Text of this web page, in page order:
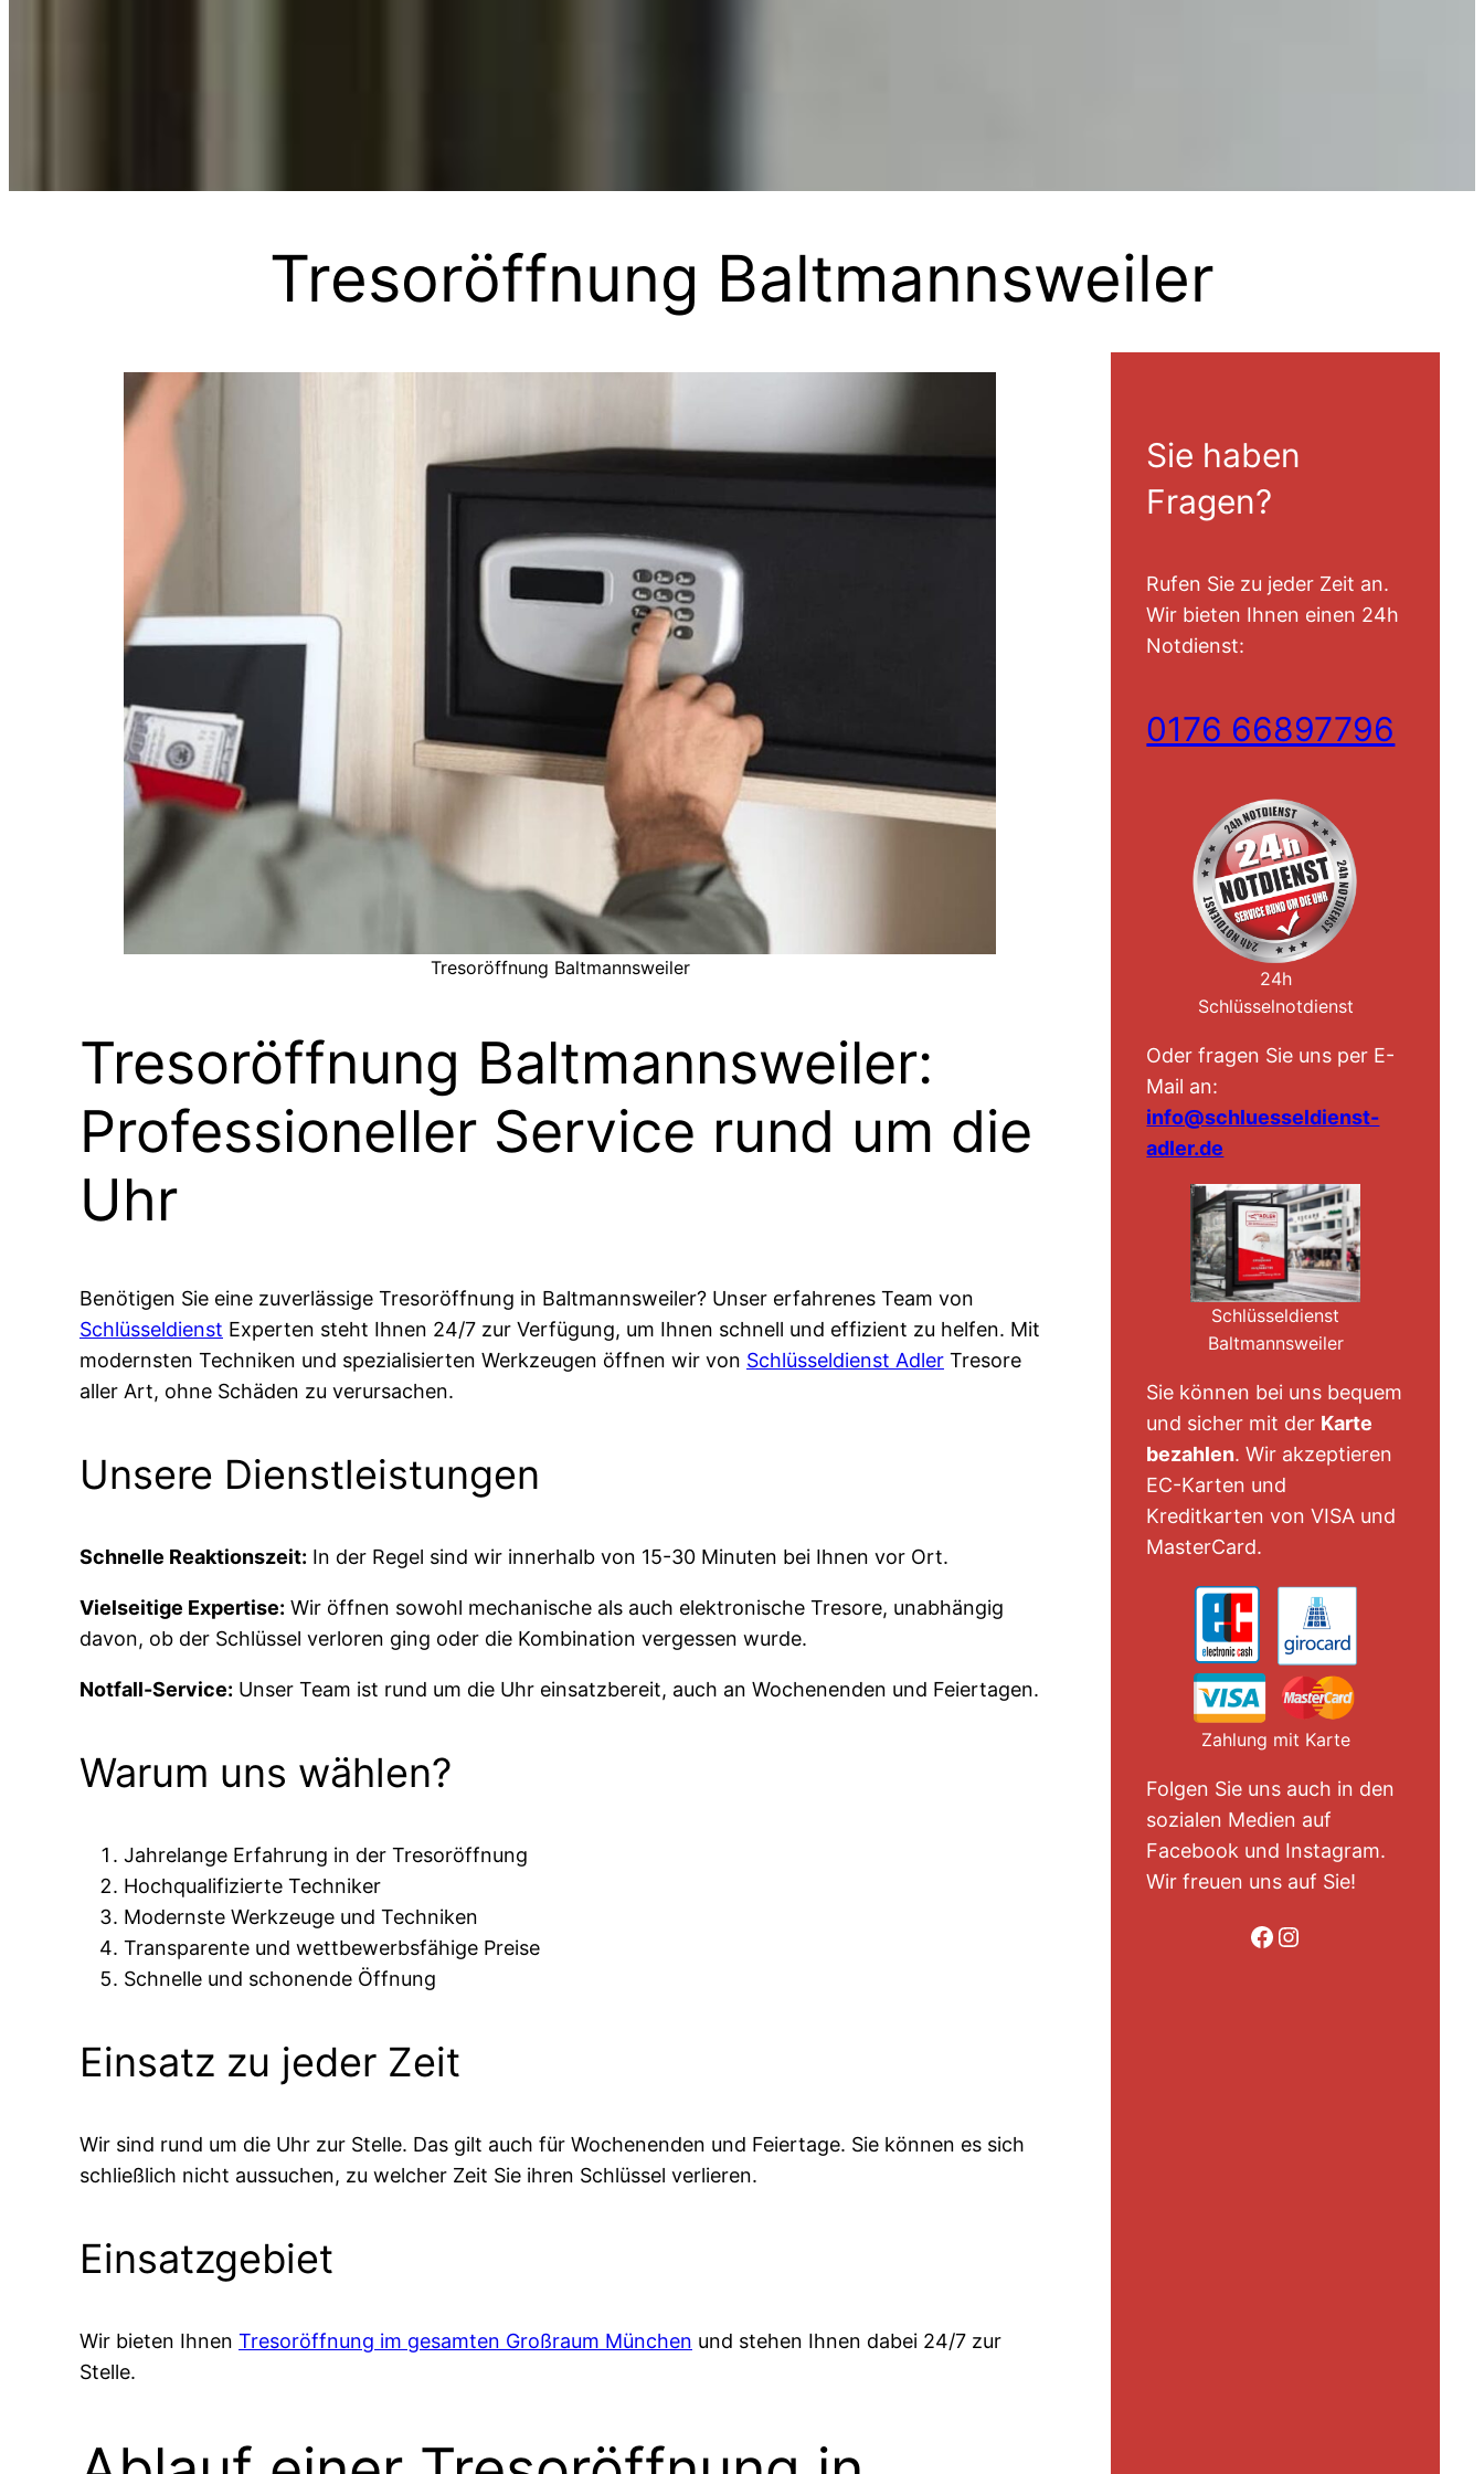
Tresoröffnung Baltmannsweiler
Tresoröffnung Baltmannsweiler
Tresoröffnung Baltmannsweiler:
Professioneller Service rund um die
Uhr
Benötigen Sie eine zuverlässige Tresoröffnung in Baltmannsweiler? Unser erfahrenes Team von
Schlüsseldienst Experten steht Ihnen 24/7 zur Verfügung, um Ihnen schnell und effizient zu helfen. Mit
modernsten Techniken und spezialisierten Werkzeugen öffnen wir von Schlüsseldienst Adler Tresore
aller Art, ohne Schäden zu verursachen.
Unsere Dienstleistungen
Schnelle Reaktionszeit: In der Regel sind wir innerhalb von 15-30 Minuten bei Ihnen vor Ort.
Vielseitige Expertise: Wir öffnen sowohl mechanische als auch elektronische Tresore, unabhängig
davon, ob der Schlüssel verloren ging oder die Kombination vergessen wurde.
Notfall-Service: Unser Team ist rund um die Uhr einsatzbereit, auch an Wochenenden und Feiertagen.
Warum uns wählen?
Jahrelange Erfahrung in der Tresoröffnung
Hochqualifizierte Techniker
Modernste Werkzeuge und Techniken
Transparente und wettbewerbsfähige Preise
Schnelle und schonende Öffnung
Einsatz zu jeder Zeit
Wir sind rund um die Uhr zur Stelle. Das gilt auch für Wochenenden und Feiertage. Sie können es sich
schließlich nicht aussuchen, zu welcher Zeit Sie ihren Schlüssel verlieren.
Einsatzgebiet
Wir bieten Ihnen Tresoröffnung im gesamten Großraum München und stehen Ihnen dabei 24/7 zur
Stelle.
Sie haben
Fragen?
Rufen Sie zu jeder Zeit an.
Wir bieten Ihnen einen 24h
Notdienst:
0176 66897796
24h
Schlüsselnotdienst
Oder fragen Sie uns per E-
Mail an:
info@schluesseldienst-
adler.de
Schlüsseldienst
Baltmannsweiler
Sie können bei uns bequem
und sicher mit der Karte
bezahlen. Wir akzeptieren
EC-Karten und
Kreditkarten von VISA und
MasterCard.
Zahlung mit Karte
Folgen Sie uns auch in den
sozialen Medien auf
Facebook und Instagram.
Wir freuen uns auf Sie!
Folge uns auf Facebook Folge uns auf Instagram